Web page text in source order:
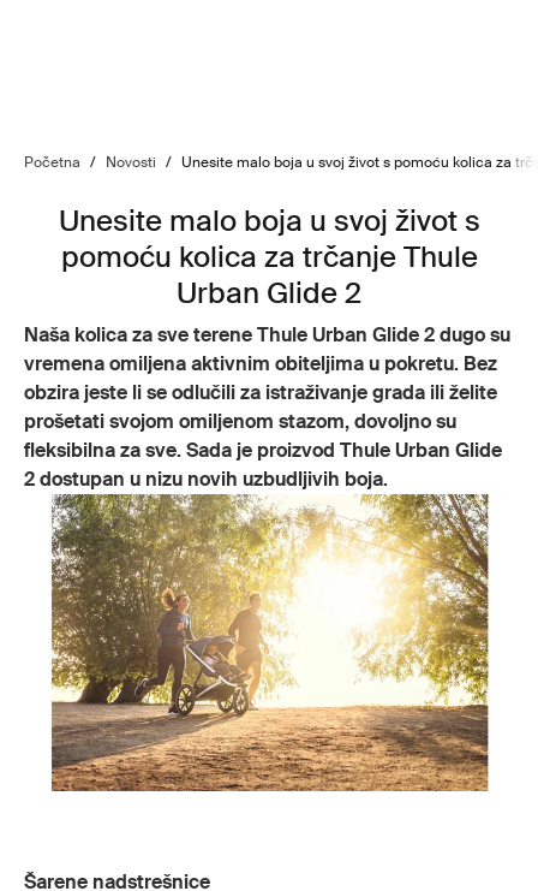
Početna / Novosti / Unesite malo boja u svoj život s pomoću kolica za
Unesite malo boja u svoj život s
pomoću kolica za trčanje Thule
Urban Glide 2
Naša kolica za sve terene Thule Urban Glide 2 dugo su
vremena omiljena aktivnim obiteljima u pokretu. Bez
obzira jeste li se odlučili za istraživanje grada ili želite
prošetati svojom omiljenom stazom, dovoljno su
fleksibilna za sve. Sada je proizvod Thule Urban Glide
2 dostupan u nizu novih uzbudljivih boja.
Šarene nadstrešnice